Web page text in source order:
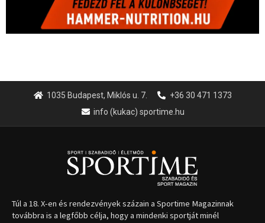
1035 Budapest, Miklós u. 7.
+36 30 471 1373
info (kukac) sportime.hu
Túl a 18. X-en és rendezvények százain a Sportime Magazinnak
továbbra is a legfőbb célja, hogy a mindenki sportját minél